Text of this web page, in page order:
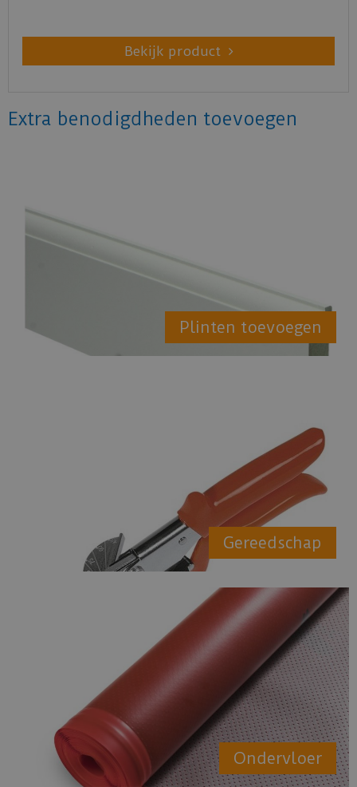
Bekijk product
Extra benodigdheden toevoegen
Plinten toevoegen
Gereedschap
Ondervloer